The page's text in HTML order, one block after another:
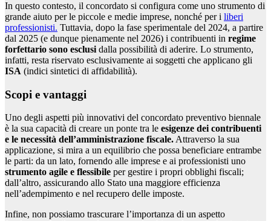
In questo contesto, il concordato si configura come uno strumento di
grande aiuto per le piccole e medie imprese, nonché per i liberi
professionisti. Tuttavia, dopo la fase sperimentale del 2024, a partire
dal 2025 (e dunque pienamente nel 2026) i contribuenti in regime
forfettario sono esclusi dalla possibilità di aderire. Lo strumento,
infatti, resta riservato esclusivamente ai soggetti che applicano gli
ISA (indici sintetici di affidabilità).
Scopi e vantaggi
Uno degli aspetti più innovativi del concordato preventivo biennale
è la sua capacità di creare un ponte tra le esigenze dei contribuenti
e le necessità dell’amministrazione fiscale.Attraverso la sua
applicazione, si mira a un equilibrio che possa beneficiare entrambe
le parti: da un lato, fornendo alle imprese e ai professionisti uno
strumento agile e flessibile per gestire i propri obblighi fiscali;
dall’altro, assicurando allo Stato una maggiore efficienza
nell’adempimento e nel recupero delle imposte.
Infine, non possiamo trascurare l’importanza di un aspetto